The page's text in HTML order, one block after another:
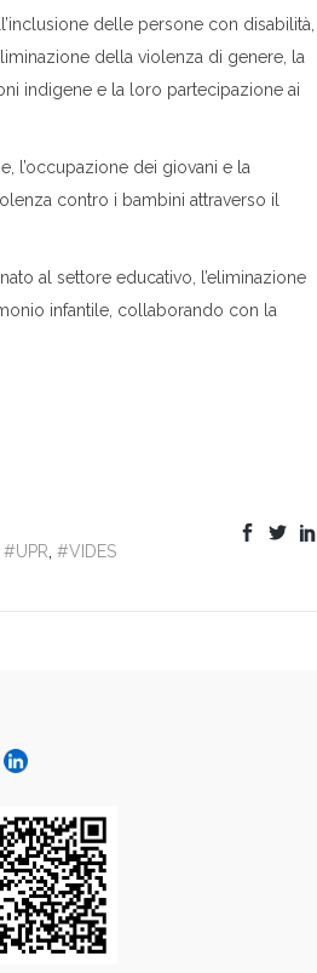
delle persone con disabilità,
della violenza di genere, la
indigene e la loro partecipazione ai
l’occupazione dei giovani e la
contro i bambini attraverso il
al settore educativo, l’eliminazione
infantile, collaborando con la
#UPR #VIDES